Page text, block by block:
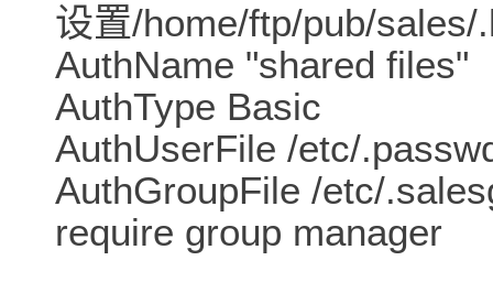
设置/home/ftp/pub/sales/
AuthName "shared files"
AuthType Basic
AuthUserFile /etc/
AuthGroupFile /etc/
require group manager